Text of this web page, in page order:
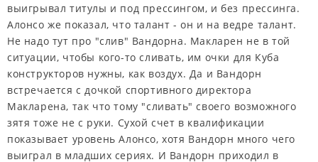
выигрывал титулы и под прессингом, и без прессинга.
Алонсо же показал, что талант - он и на ведре талант.
Не надо тут про "слив" Вандорна. Макларен не в той
ситуации, чтобы кого-то сливать, им очки для Куба
конструкторов нужны, как воздух. Да и Вандорн
встречается с дочкой спортивного директора
Макларена, так что тому "сливать" своего возможного
зятя тоже не с руки. Сухой счет в квалификации
показывает уровень Алонсо, хотя Вандорн много чего
выиграл в младших сериях. И Вандорн приходил в